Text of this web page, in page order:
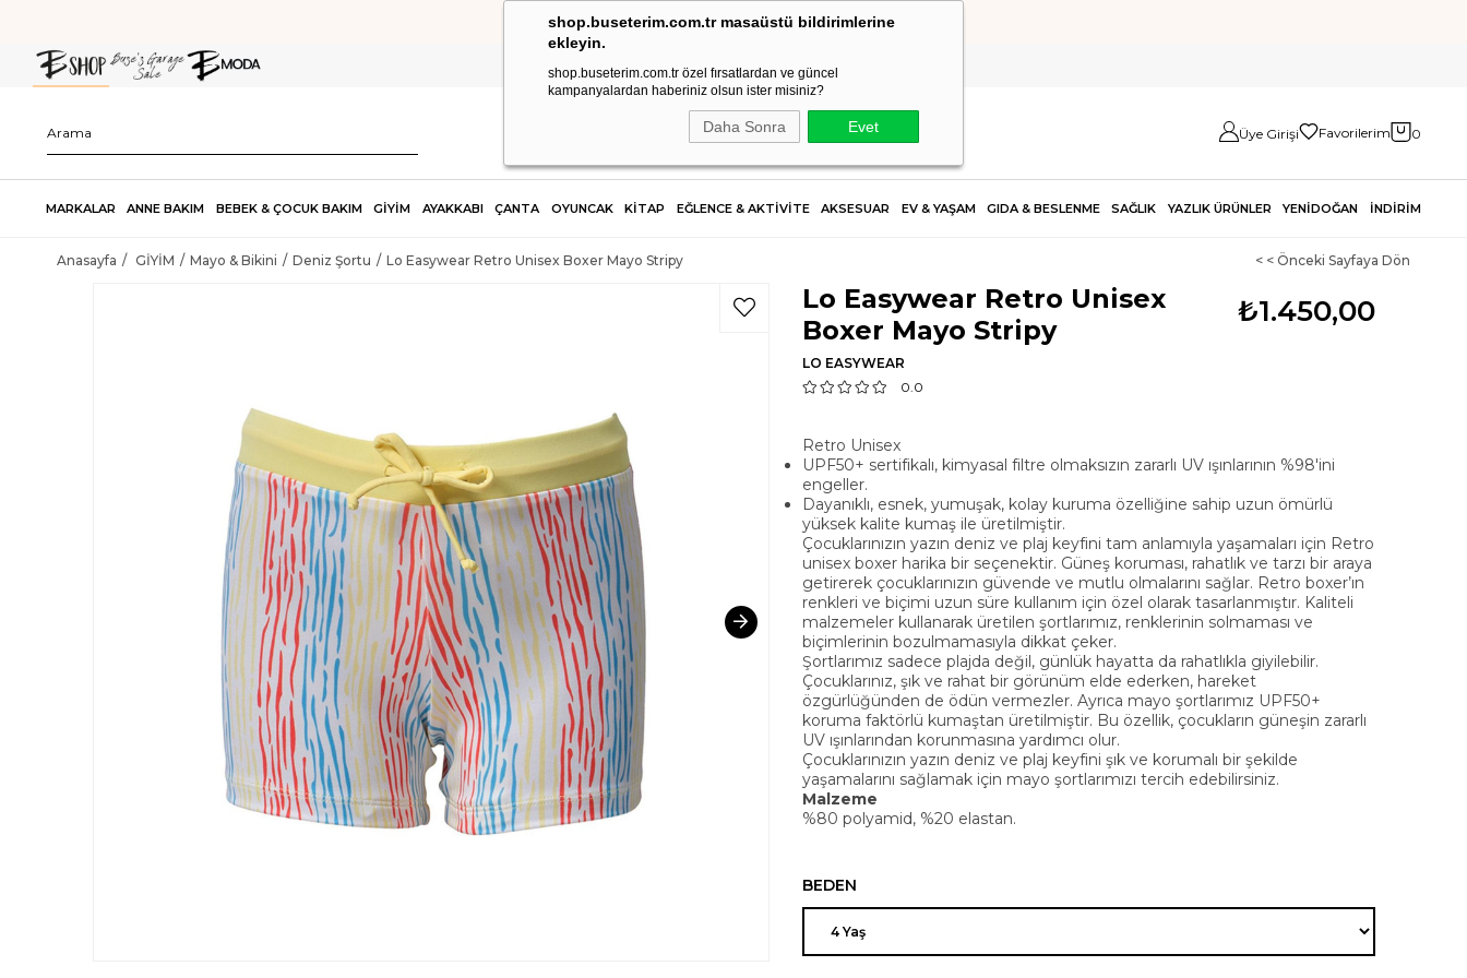
shop.buseterim.com.tr masaüstü bildirimlerine
ekleyin.
shop.buseterim.com.tr özel fırsatlardan ve güncel
kampanyalardan haberiniz olsun ister misiniz?
Daha Sonra Evet
HIZLI KARGO
Üye Girişi Favorilerim 0
MARKALAR ANNE BAKIM BEBEK & ÇOCUK BAKIM GİYİM AYAKKABI ÇANTA OYUNCAK KİTAP EĞLENCE & AKTİVİTE AKSESUAR EV & YAŞAM GIDA & BESLENME SAĞLIK YAZLIK ÜRÜNLER YENİDOĞAN İNDİRİM
Anasayfa GİYİM Mayo & Bikini Deniz Şortu Lo Easywear Retro Unisex Boxer Mayo Stripy < < Önceki Sayfaya Dön
₺1.450,00
Lo Easywear Retro Unisex
Boxer Mayo Stripy
LO EASYWEAR
0.0
Retro Unisex
UPF50+ sertifikalı, kimyasal filtre olmaksızın zararlı UV ışınlarının %98'ini
engeller.
Dayanıklı, esnek, yumuşak, kolay kuruma özelliğine sahip uzun ömürlü
yüksek kalite kumaş ile üretilmiştir.
Çocuklarınızın yazın deniz ve plaj keyfini tam anlamıyla yaşamaları için Retro
unisex boxer harika bir seçenektir. Güneş koruması, rahatlık ve tarzı bir araya
getirerek çocuklarınızın güvende ve mutlu olmalarını sağlar. Retro boxer’ın
renkleri ve biçimi uzun süre kullanım için özel olarak tasarlanmıştır. Kaliteli
malzemeler kullanarak üretilen şortlarımız, renklerinin solmaması ve
biçimlerinin bozulmamasıyla dikkat çeker.
Şortlarımız sadece plajda değil, günlük hayatta da rahatlıkla giyilebilir.
Çocuklarınız, şık ve rahat bir görünüm elde ederken, hareket
özgürlüğünden de ödün vermezler. Ayrıca mayo şortlarımız UPF50+
koruma faktörlü kumaştan üretilmiştir. Bu özellik, çocukların güneşin zararlı
UV ışınlarından korunmasına yardımcı olur.
Çocuklarınızın yazın deniz ve plaj keyfini şık ve korumalı bir şekilde
yaşamalarını sağlamak için mayo şortlarımızı tercih edebilirsiniz.
Malzeme
%80 polyamid, %20 elastan.
BEDEN